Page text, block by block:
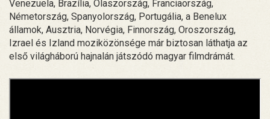
Venezuela, Brazília, Olaszország, Franciaország,
Németország, Spanyolország, Portugália, a Benelux
államok, Ausztria, Norvégia, Finnország, Oroszország,
Izrael és Izland moziközönsége már biztosan láthatja az
első világháború hajnalán játszódó magyar filmdrámát.